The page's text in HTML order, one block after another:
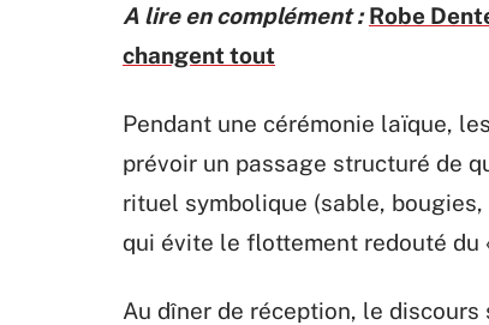
A lire en complément : Robe
changent tout
Pendant une cérémonie laïque,
prévoir un passage structuré de
rituel symbolique (sable,
qui évite le flottement redouté du
Au dîner de réception, le discours